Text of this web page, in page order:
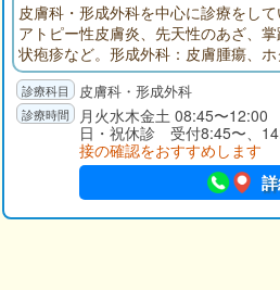
皮膚科・形成外科を中心に診療をして
アトピー性皮膚炎、先天性のあざ、
状疱疹など。形成外科：皮膚腫瘍、
爪、眼瞼下垂、睫毛内反症、熱傷な
ザー治療、きずあとの修正（保険が効
ど。
皮膚科・形成外科
月火水木金土 08:45〜
日・祝休診 受付8:45〜、
接の確認をおすすめします